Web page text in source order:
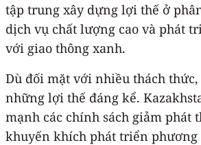
tập trung xây dựng lợi thế ở
dịch vụ chất lượng cao và phát
với giao thông xanh.
Dù đối mặt với nhiều thách thức,
những lợi thế đáng kể.
mạnh các chính sách giảm phát
khuyến khích phát triển